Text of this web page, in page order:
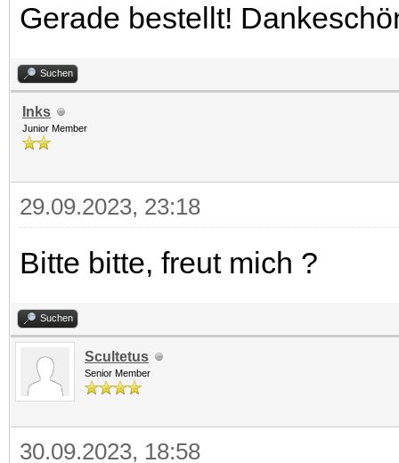
Gerade bestellt!
Suchen
Inks
Junior Member
29.09.2023, 23:18
Bitte bitte, freut mich ?
Suchen
Scultetus
Senior Member
30.09.2023, 18:58